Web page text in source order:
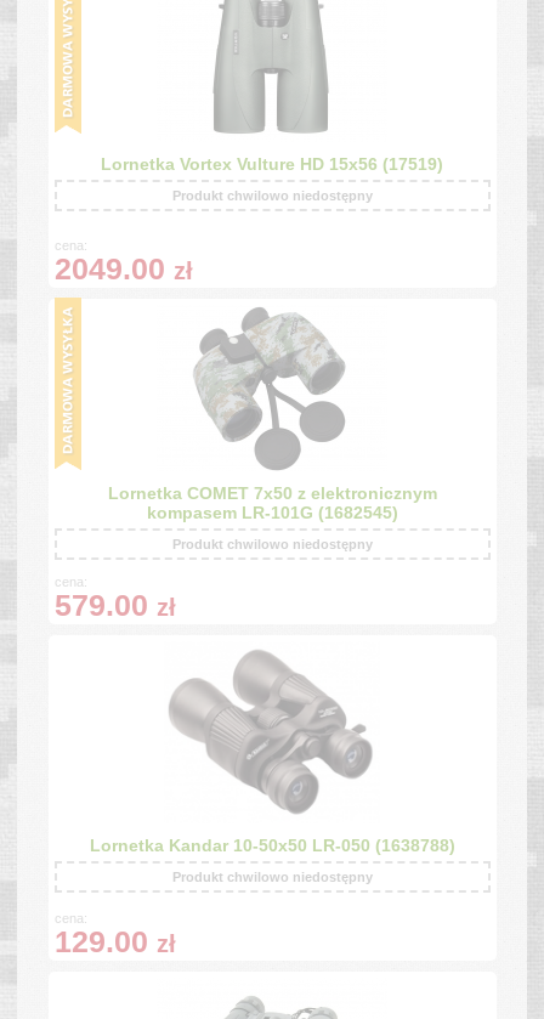
Lornetka Vortex Vulture HD 15x56 (17519)
Produkt chwilowo niedostępny
cena:
2049.00 zł
Lornetka COMET 7x50 z elektronicznym
kompasem LR-101G (1682545)
Produkt chwilowo niedostępny
cena:
579.00 zł
Lornetka Kandar 10-50x50 LR-050 (1638788)
Produkt chwilowo niedostępny
cena:
129.00 zł